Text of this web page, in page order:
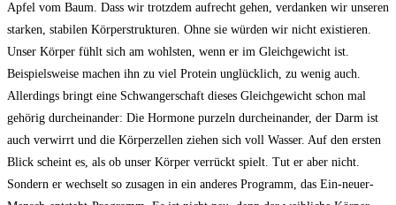
Apfel vom Baum. Dass wir trotzdem aufrecht gehen, verdanken wir unseren
starken, stabilen Körperstrukturen. Ohne sie würden wir nicht existieren.
Unser Körper fühlt sich am wohlsten, wenn er im Gleichgewicht ist.
Beispielsweise machen ihn zu viel Protein unglücklich, zu wenig auch.
Allerdings bringt eine Schwangerschaft dieses Gleichgewicht schon mal
gehörig durcheinander: Die Hormone purzeln durcheinander, der Darm ist
auch verwirrt und die Körperzellen ziehen sich voll Wasser. Auf den ersten
Blick scheint es, als ob unser Körper verrückt spielt. Tut er aber nicht.
Sondern er wechselt so zusagen in ein anderes Programm, das Ein-neuer-